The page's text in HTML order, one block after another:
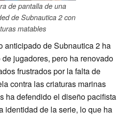
de pantalla de una
de Subnautica 2 con
matables
anticipado de Subnautica 2 ha
jugadores, pero ha renovado
frustrados por la falta de
contra las criaturas marinas
ha defendido el diseño pacifista
identidad de la serie, lo que ha